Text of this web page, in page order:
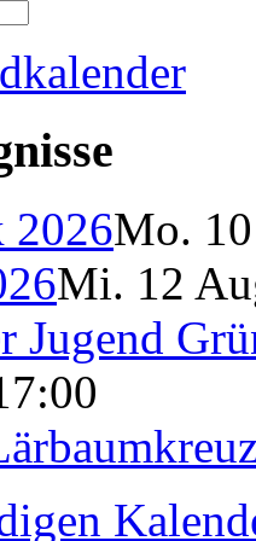
2026Mo.
Mi. 12
Jugend